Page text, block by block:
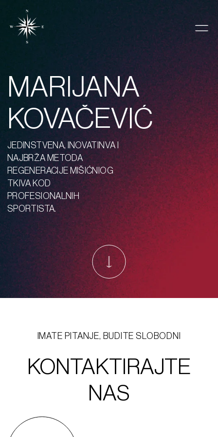
MARIJANA
JEDINSTVENA, INOVATINVA I
NAJBRŽA METODA
REGENERACIJE MIŠIĆNIOG
TKIVA KOD
PROFESIONALNIH
SPORTISTA.
KOVAČEVIĆ
IMATE PITANJE, BUDITE SLOBODNI
KONTAKTIRAJTE
NAS